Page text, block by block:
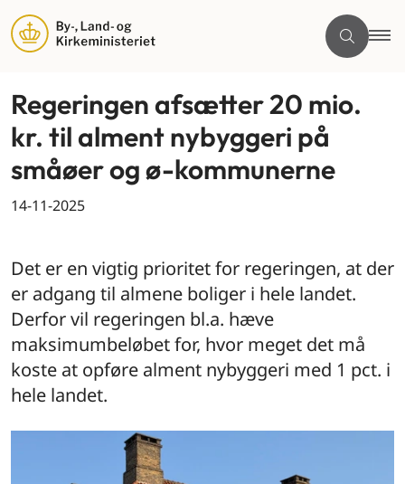
Regeringen afsætter 20 mio.
kr. til alment nybyggeri på
småøer og ø-kommunerne
14-11-2025
Det er en vigtig prioritet for regeringen, at der
er adgang til almene boliger i hele landet.
Derfor vil regeringen bl.a. hæve
maksimumbeløbet for, hvor meget det må
koste at opføre alment nybyggeri med 1 pct. i
hele landet.